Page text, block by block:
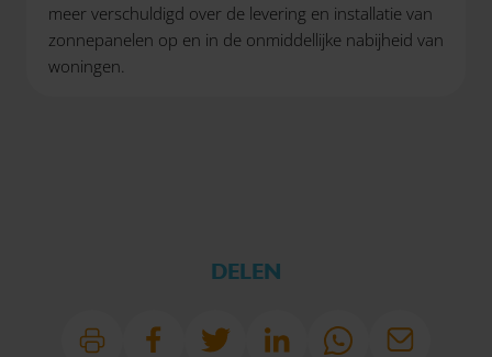
meer verschuldigd over de levering en installatie van
zonnepanelen op en in de onmiddellijke nabijheid van
woningen.
DELEN